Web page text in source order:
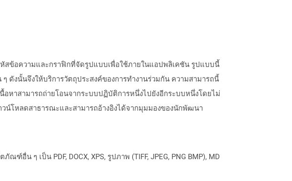
หัสข้อความและกราฟิกที่จัดรูปแบบเพื่อใช้ภายในแอปพลิเคชัน รูปแบบนี้
งนั้นจึงให้บริการวัตถุประสงค์ของการทำงานร่วมกัน ความสามารถนี้
หาสามารถถ่ายโอนจากระบบปฏิบัติการหนึ่งไปยังอีกระบบหนึ่งโดยไม่
น์โหลดสาธารณะและสามารถอ้างอิงได้จากมุมมองของนักพัฒนา
น ๆ เป็น PDF, DOCX, XPS, รูปภาพ (TIFF, JPEG, PNG BMP), MD